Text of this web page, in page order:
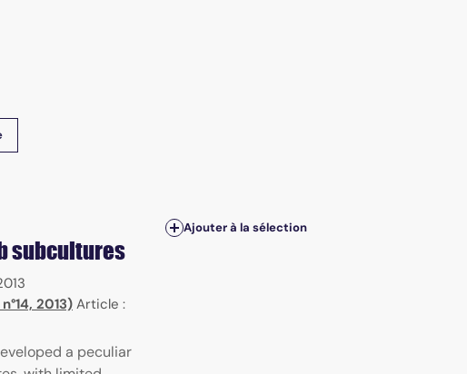
subcultures
2013) Article :
a peculiar
Ajouter à la sélection